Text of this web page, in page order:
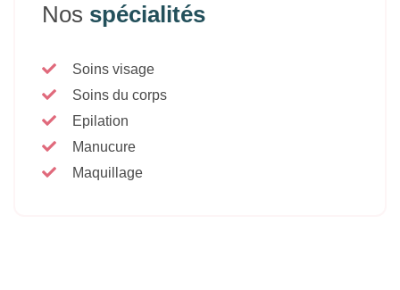
Nos spécialités
Soins visage
Soins du corps
Epilation
Manucure
Maquillage